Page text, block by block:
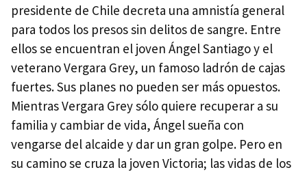
presidente de Chile decreta una amnistía general
para todos los presos sin delitos de sangre. Entre
ellos se encuentran el joven Ángel Santiago y el
veterano Vergara Grey, un famoso ladrón de cajas
fuertes. Sus planes no pueden ser más opuestos.
Mientras Vergara Grey sólo quiere recuperar a su
familia y cambiar de vida, Ángel sueña con
vengarse del alcaide y dar un gran golpe. Pero en
su camino se cruza la joven Victoria; las vidas de los